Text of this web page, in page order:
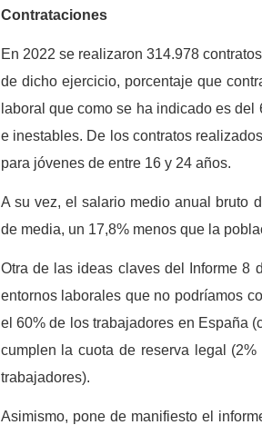
Contrataciones
En 2022 se realizaron 314.978
de dicho ejercicio, porcentaje que
laboral que como se ha indicado es
e inestables. De los contratos
para jóvenes de entre 16 y 24 años.
A su vez, el salario medio anual bruto
de media, un 17,8% menos que la
Otra de las ideas claves del Informe 8
entornos laborales que no podríamos
el 60% de los trabajadores en España
cumplen la cuota de reserva legal
trabajadores).
Asimismo, pone de manifiesto el